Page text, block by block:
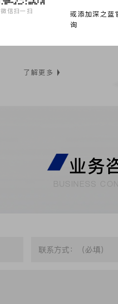
江豚系列
了解更多
业务
BUSINESS
微信扫一扫 或添加深之蓝
询